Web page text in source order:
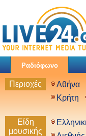
Ραδιόφωνο
Περιοχές Αθήνα
Κρήτη
Είδη
μουσικής